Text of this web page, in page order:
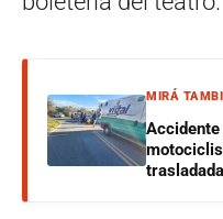
MIRÁ
Accidente